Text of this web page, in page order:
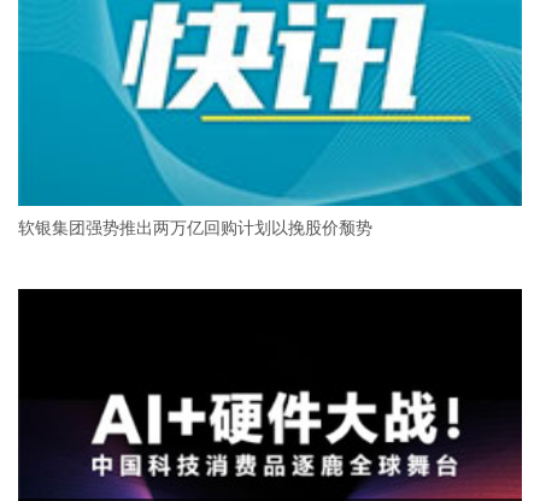
软银集团强势推出两万亿回购计划以挽股价颓势